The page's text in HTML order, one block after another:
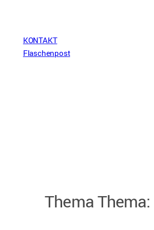
springenKONTAKT
Flaschenpost
Thema Thema: